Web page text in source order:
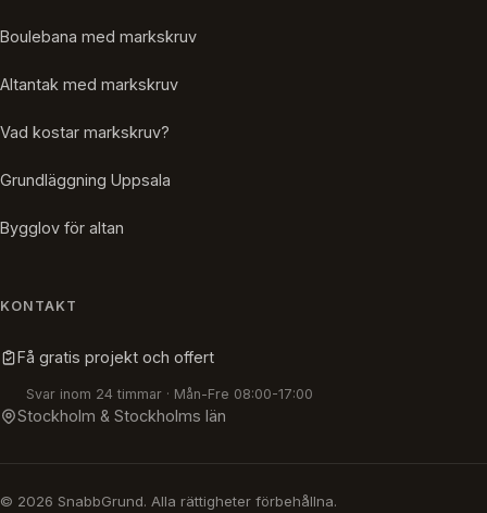
Boulebana med markskruv
Altantak med markskruv
Vad kostar markskruv?
Grundläggning Uppsala
Bygglov för altan
KONTAKT
Få gratis projekt och offert
Svar inom 24 timmar · Mån-Fre 08:00-17:00
Stockholm & Stockholms län
© 2026 SnabbGrund. Alla rättigheter förbehållna.